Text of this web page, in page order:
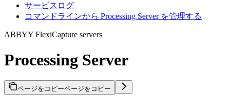
サービスログ
コマンドラインから Processing Server を管理する
ABBYY FlexiCapture servers
Processing Server
ページをコピーページをコピー